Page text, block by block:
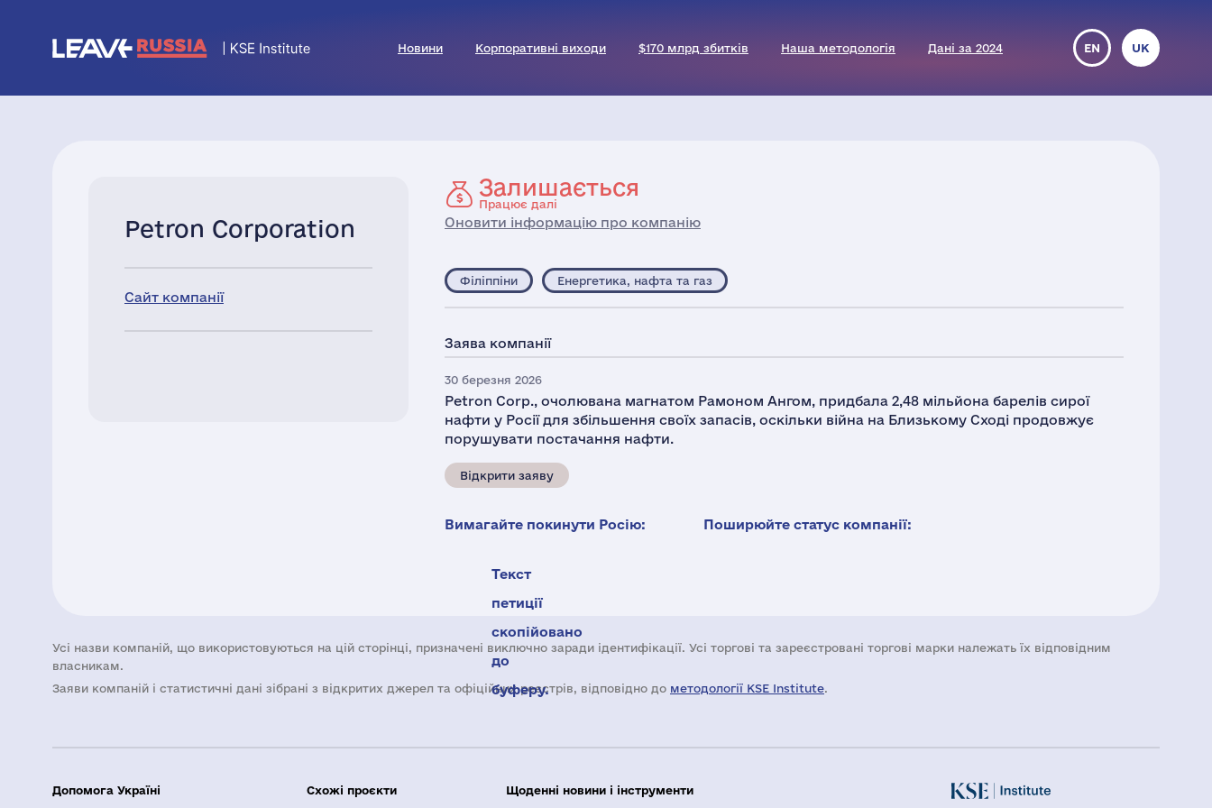
Новини Корпоративні виходи $170 млрд збитків Наша методологія Дані за 2024 EN UK
Petron Corporation
Сайт компанії
Залишається
Працює далі
Оновити інформацію про компанію
Філіппіни Енергетика, нафта та газ
Заява компанії
30 березня 2026
Petron Corp., очолювана магнатом Рамоном Ангом, придбала 2,48 мільйона барелів сирої
нафти у Росії для збільшення своїх запасів, оскільки війна на Близькому Сході продовжує
порушувати постачання нафти.
Відкрити заяву
Вимагайте покинути Росію:
Текст
петиції
скопійовано
до
буферу.
Поширюйте статус компанії:
Усі назви компаній, що використовуються на цій сторінці, призначені виключно заради ідентифікації. Усі торгові та зареєстровані торгові марки належать їх відповідним
власникам.
Заяви компаній i статистичні дані зібрані з відкритих джерел та офіційних реєстрів, відповідно до методології KSE Institute.
Допомога Україні
Схожі проєкти
Щоденні новини і інструменти